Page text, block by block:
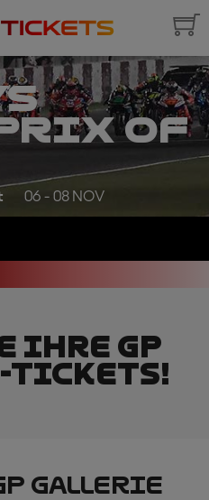
OF
06 - 08 NOV
IHRE GP
TICKETS!
GALLERIE